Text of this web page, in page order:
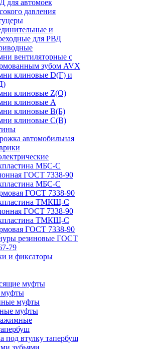
для автомоек
давления
и
для РВД
вентиляторные с
зубом AVX
клиновые D(Г) и
клиновые Z(О)
клиновые А
клиновые В(Б)
клиновые С(В)
автомобильная
МБС-С
ГОСТ 7338-90
МБС-С
ГОСТ 7338-90
ТМКЩ-С
ГОСТ 7338-90
ТМКЩ-С
ГОСТ 7338-90
резиновые ГОСТ
79
и фиксаторы
муфты
муфты
муфты
муфты
под втулку тапербуш
зубьями